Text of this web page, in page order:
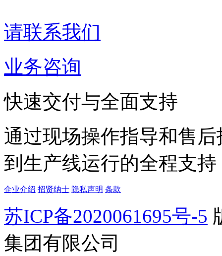
请联系我们
业务咨询
快速交付与全面支持
通过现场操作指导和售
到生产线运行的全程支持
企业介绍 招贤纳士 隐私声明 条款
苏ICP备2020061695号-5
集团有限公司